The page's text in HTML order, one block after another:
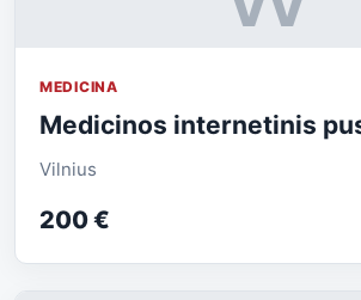
MEDICINA
Medicinos internetinis
Vilnius
200 €